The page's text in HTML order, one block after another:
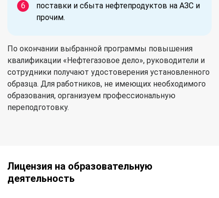
поставки и сбыта нефтепродуктов на АЗС и
прочим.
По окончании выбранной программы повышения
квалификации «Нефтегазовое дело», руководители и
сотрудники получают удостоверения установленного
образца. Для работников, не имеющих необходимого
образования, организуем профессиональную
переподготовку.
Лицензия на образовательную
деятельность